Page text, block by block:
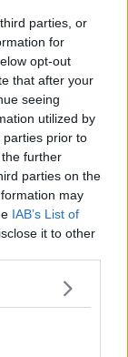
parties, or
for
opt-out
that after your
seeing
utilized by
parties prior to
further
parties on the
may
IAB’s List of
it to other
denuncia e subito
mobile della
hanno consentito
gli autori del
i poliziotti
eseguito una
palermitano
delle più
nonché un
questi ultimi,
per forzare la